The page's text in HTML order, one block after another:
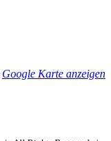
Google Karte anzeigen